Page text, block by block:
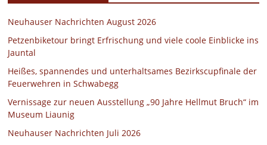
Neuhauser Nachrichten August 2026
Petzenbiketour bringt Erfrischung und viele coole Einblicke ins
Jauntal
Heißes, spannendes und unterhaltsames Bezirkscupfinale der
Feuerwehren in Schwabegg
Vernissage zur neuen Ausstellung „90 Jahre Hellmut Bruch“ im
Museum Liaunig
Neuhauser Nachrichten Juli 2026